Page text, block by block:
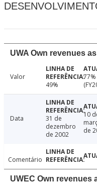
UWA Own revenues
Valor
49%
77%
Data
31 de
dezembro
de 2002
10
de
Comentário
UWEC Own